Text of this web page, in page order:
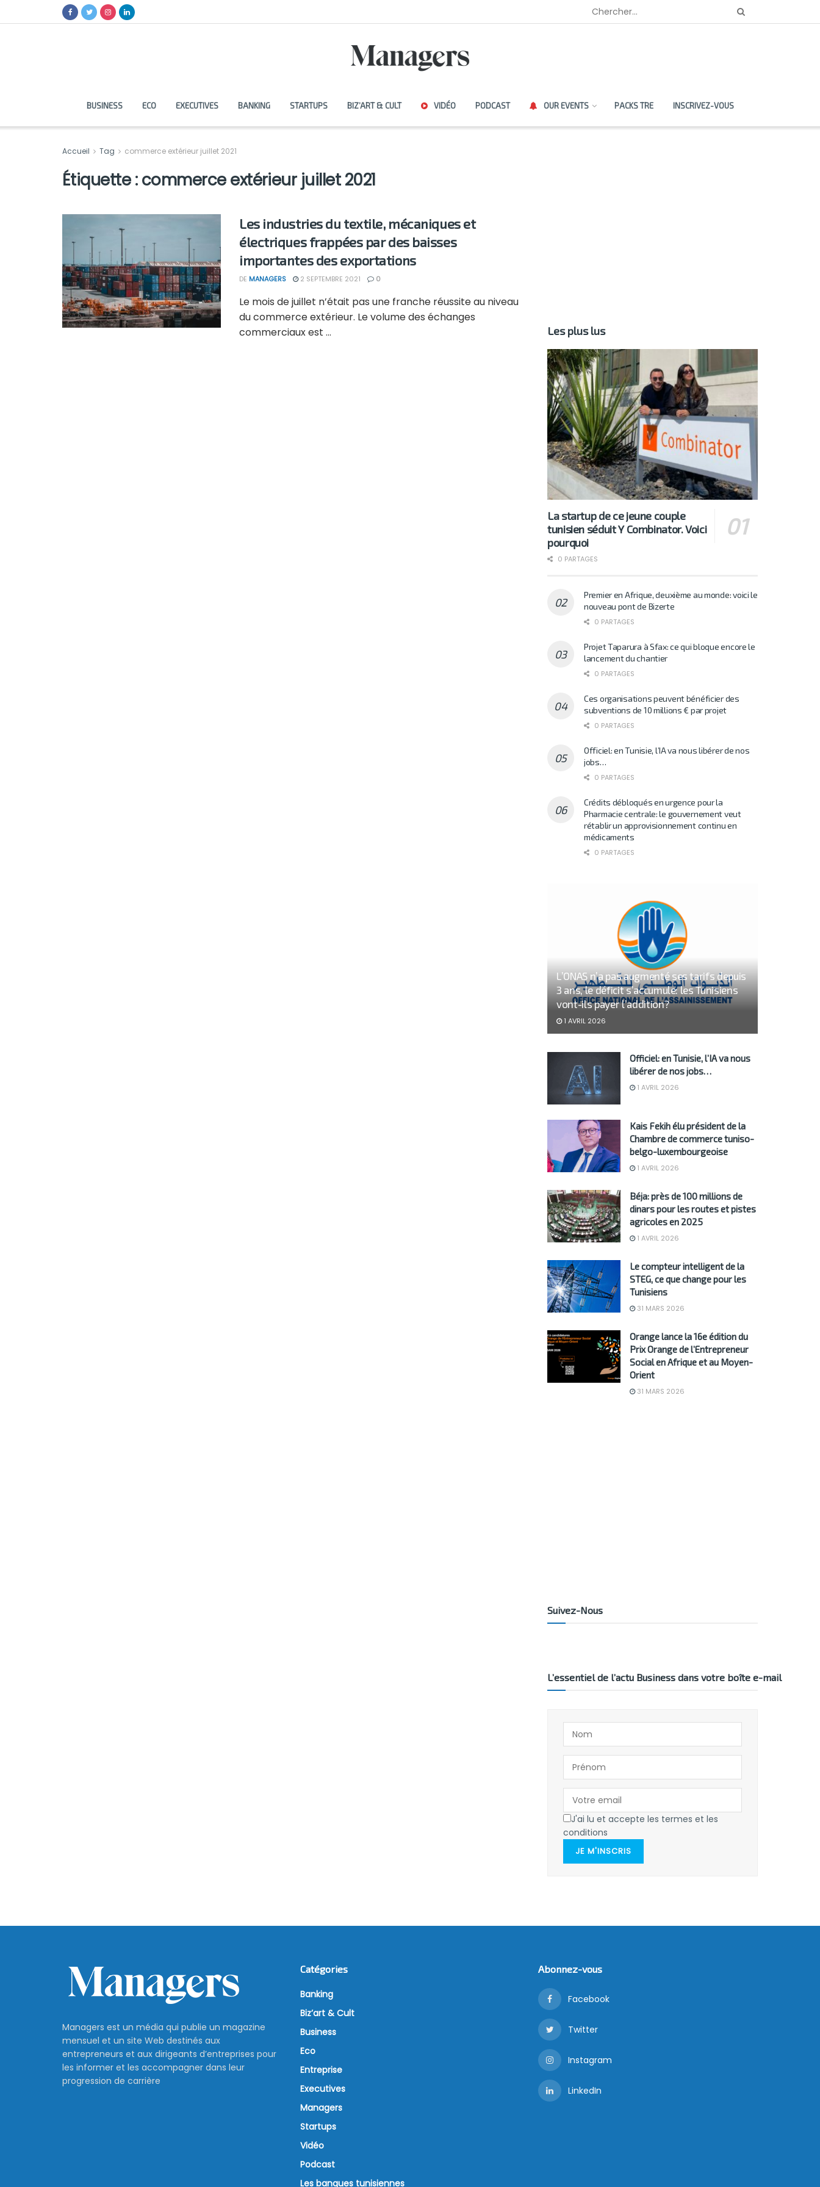
BUSINESS ECO EXECUTIVES BANKING STARTUPS BIZ’ART & CULT VIDÉO PODCAST OUR EVENTS PACKS TRE INSCRIVEZ-VOUS
Accueil Tag commerce extérieur juillet 2021
Étiquette :commerce extérieur juillet 2021
Les industries du textile, mécaniques et
électriques frappées par des baisses
importantes des exportations
DE MANAGERS 2 SEPTEMBRE 2021 0
Le mois de juillet n’était pas une franche réussite au niveau
du commerce extérieur. Le volume des échanges
commerciaux est ...
Les plus lus
La startup de ce jeune couple
tunisien séduit Y Combinator. Voici
pourquoi
0 PARTAGES
Premier en Afrique, deuxième au monde: voici le
nouveau pont de Bizerte
0 PARTAGES
Projet Taparura à Sfax: ce qui bloque encore le
lancement du chantier
0 PARTAGES
Ces organisations peuvent bénéficier des
subventions de 10 millions € par projet
0 PARTAGES
Officiel: en Tunisie, l’IA va nous libérer de nos
jobs…
0 PARTAGES
Crédits débloqués en urgence pour la
Pharmacie centrale: le gouvernement veut
rétablir un approvisionnement continu en
médicaments
0 PARTAGES
L’ONAS n’a pas augmenté ses tarifs depuis
3 ans, le déficit s’accumule: les Tunisiens
vont-ils payer l’addition?
1 AVRIL 2026
Officiel: en Tunisie, l’IA va nous
libérer de nos jobs…
1 AVRIL 2026
Kais Fekih élu président de la
Chambre de commerce tuniso-
belgo-luxembourgeoise
1 AVRIL 2026
Béja: près de 100 millions de
dinars pour les routes et pistes
agricoles en 2025
1 AVRIL 2026
Le compteur intelligent de la
STEG, ce que change pour les
Tunisiens
31 MARS 2026
Orange lance la 16e édition du
Prix Orange de l’Entrepreneur
Social en Afrique et au Moyen-
Orient
31 MARS 2026
Suivez-Nous
L’essentiel de l’actu Business dans votre boîte e-mail
J'ai lu et accepte les termes et les
conditions
JE M'INSCRIS
Managers est un média qui publie un magazine
mensuel et un site Web destinés aux
entrepreneurs et aux dirigeants d’entreprises pour
les informer et les accompagner dans leur
progression de carrière
Catégories
Banking
Biz’art & Cult
Business
Eco
Entreprise
Executives
Managers
Startups
Vidéo
Podcast
Les banques tunisiennes
Abonnez-vous
Facebook
Twitter
Instagram
LinkedIn